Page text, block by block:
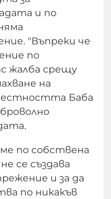
и по
"Въпреки че
по
жалба срещу
на
Баба
по собствена
се създава
и за да
по никакъв